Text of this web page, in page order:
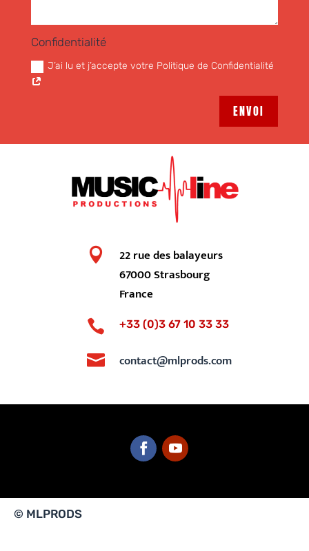
Confidentialité
J’ai lu et j’accepte votre Politique de Confidentialité
ENVOI

22 rue des balayeurs
67000 Strasbourg
France
 +33 (0)3 67 10 33 33
 contact@mlprods.com
© MLPRODS